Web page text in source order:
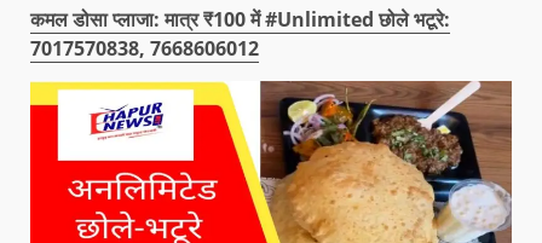
कमल डोसा प्लाजा: मात्र ₹100 में #Unlimited छोले भटूरे:
7017570838, 7668606012